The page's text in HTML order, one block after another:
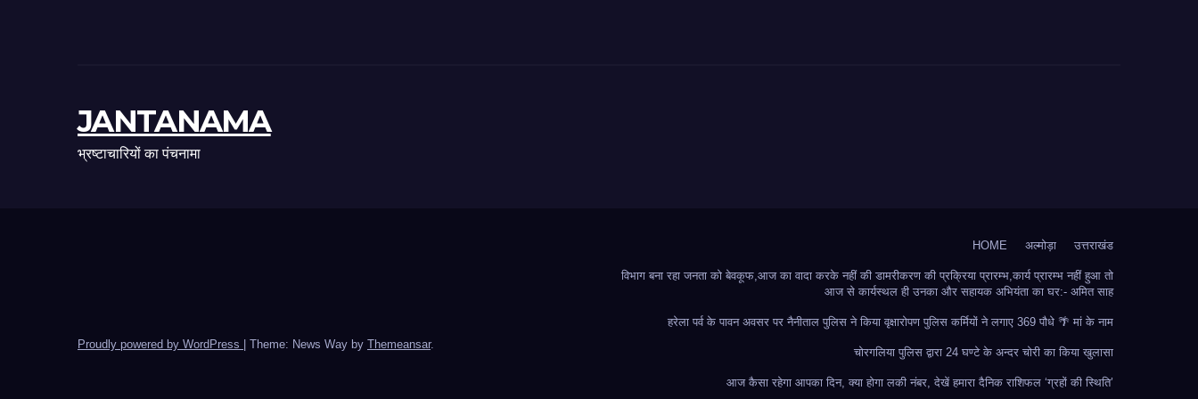
JANTANAMA
भ्रष्टाचारियों का पंचनामा
Proudly powered by WordPress Theme: News Way by Themeansar.
HOME अल्मोड़ा उत्तराखंड
विभाग बना रहा जनता को बेवकूफ,आज का वादा करके नहीं की डामरीकरण की प्रक्रिया प्रारम्भ,कार्य प्रारम्भ नहीं हुआ तो
आज से कार्यस्थल ही उनका और सहायक अभियंता का घर:- अमित साह
हरेला पर्व के पावन अवसर पर नैनीताल पुलिस ने किया वृक्षारोपण पुलिस कर्मियों ने लगाए 369 पौधे 🌴 मां के नाम
चोरगलिया पुलिस द्वारा 24 घण्टे के अन्दर चोरी का किया खुलासा
आज कैसा रहेगा आपका दिन, क्या होगा लकी नंबर, देखें हमारा दैनिक राशिफल ‘ग्रहों की स्थिति’